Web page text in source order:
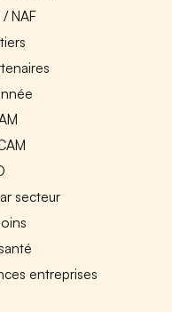
NAF
secteur
entreprises